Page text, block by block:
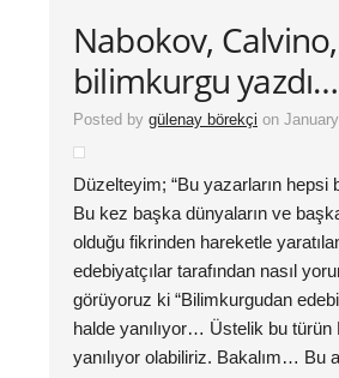
Nabokov,
bilimkurgu yazdı…
Posted by gülenay börekçi on
Düzelteyim; “Bu yazarların hepsi
Bu kez başka dünyaların ve
olduğu fikrinden hareketle
edebiyatçılar tarafından nasıl
görüyoruz ki “Bilimkurgudan
halde yanılıyor… Üstelik bu
yanılıyor olabiliriz. Bakalım… Bu